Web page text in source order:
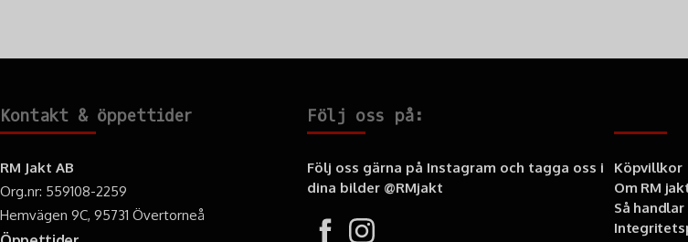
Kontakt & öppettider
RM Jakt AB
Org.nr: 559108-2259
Hemvägen 9C, 95731 Övertorneå
Följ oss på:
Följ oss gärna på Instagram och tagga oss i
dina bilder @RMjakt
Köpvillkor
Om RM
Så handlar